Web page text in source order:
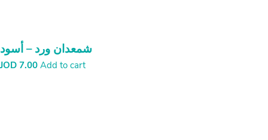
شمعدان ورد – أسود
JOD 7.00 Add to cart